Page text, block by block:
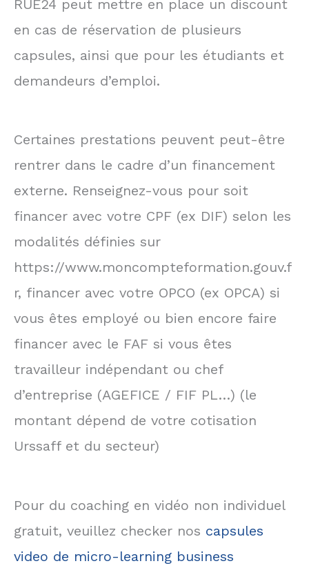
RUE24 peut mettre en place un discount
en cas de réservation de plusieurs
capsules, ainsi que pour les étudiants et
demandeurs d’emploi.
Certaines prestations peuvent peut-être
rentrer dans le cadre d’un financement
externe. Renseignez-vous pour soit
financer avec votre CPF (ex DIF) selon les
modalités définies sur
https://www.moncompteformation.gouv.f
r, financer avec votre OPCO (ex OPCA) si
vous êtes employé ou bien encore faire
financer avec le FAF si vous êtes
travailleur indépendant ou chef
d’entreprise (AGEFICE / FIF PL…) (le
montant dépend de votre cotisation
Urssaff et du secteur)
Pour du coaching en vidéo non individuel
gratuit, veuillez checker nos capsules
video de micro-learning business